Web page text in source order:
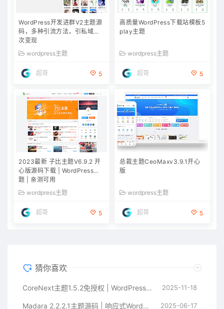
WordPress开发进群V2主题源
码，多种引流方法，引私域二
次变现
wordpress主题
超哥 5
高质量WordPress下载站模板5
play主题
wordpress主题
超哥 5
2023最新 子比主题V6.9.2 开
心版源码下载 | WordPress主
题 | 亲测可用
wordpress主题
超哥 5
总裁主题CeoMaxv3.9.1开心
版
wordpress主题
超哥 5
猜你喜欢
CoreNext主题1.5.2免授权 | WordPress主题模板 2025-11-18
Madara 2.2.2.1主题源码 | 响应式WordPress漫画小说主题模板 2025-06-17